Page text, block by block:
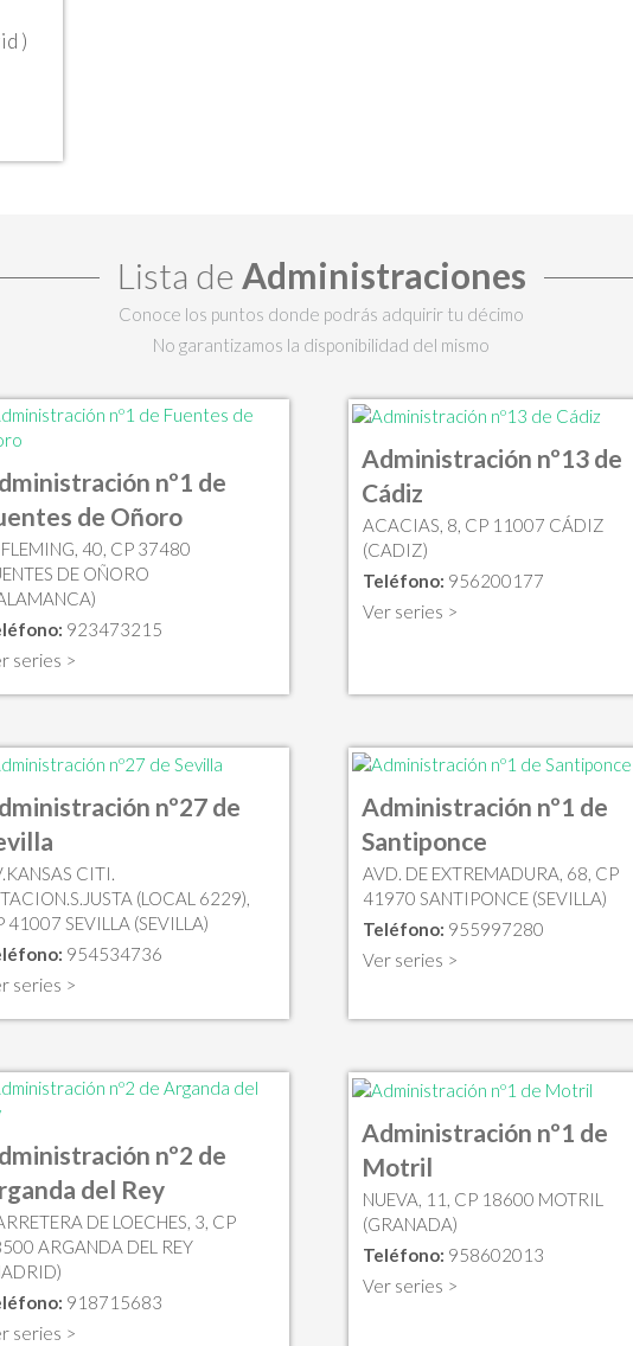
)
Lista de Administraciones
Conoce los puntos donde podrás adquirir tu décimo
No garantizamos la disponibilidad del mismo
nº1 de
de Oñoro
40, CP 37480
DE OÑORO
923473215
series >
Administración nº13 de
Cádiz
ACACIAS, 8, CP 11007 CÁDIZ
(CADIZ)
Teléfono: 956200177
Ver series >
nº27 de
CITI.
(LOCAL 6229),
41007 SEVILLA (SEVILLA)
954534736
series >
Administración nº1 de
Santiponce
AVD. DE EXTREMADURA, 68, CP
41970 SANTIPONCE (SEVILLA)
Teléfono: 955997280
Ver series >
nº2 de
del Rey
DE LOECHES, 3, CP
ARGANDA DEL REY
918715683
series >
Administración nº1 de
Motril
NUEVA, 11, CP 18600 MOTRIL
(GRANADA)
Teléfono: 958602013
Ver series >